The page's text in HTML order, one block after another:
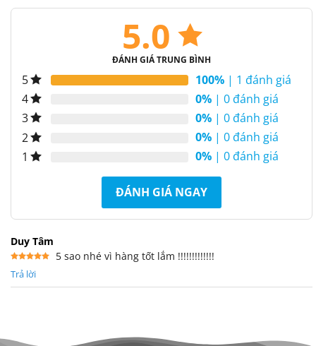
5.0
ĐÁNH GIÁ TRUNG BÌNH
5 100% | 1 đánh giá
4
0% | 0 đánh giá
3
0% | 0 đánh giá
2
0% | 0 đánh giá
1
0% | 0 đánh giá
ĐÁNH GIÁ NGAY
Duy Tâm
hạng5
5 sao nhé vì hàng tốt lắm !!!!!!!!!!!!!
Trả lời